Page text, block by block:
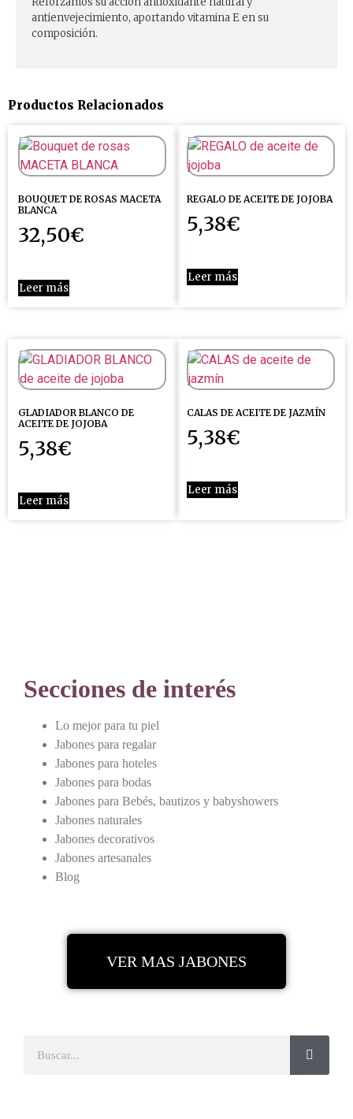
antienvejecimiento, aportando vitamina E en su
composición.
Productos Relacionados
BOUQUET DE ROSAS MACETA
BLANCA
32,50€
Leer más
REGALO DE ACEITE DE JOJOBA
5,38€
Leer más
GLADIADOR BLANCO DE
ACEITE DE JOJOBA
5,38€
Leer más
CALAS DE ACEITE DE JAZMÍN
5,38€
Leer más
Secciones de interés
Lo mejor para tu piel
Jabones para regalar
Jabones para hoteles
Jabones para bodas
Jabones para Bebés, bautizos y babyshowers
Jabones naturales
Jabones decorativos
Jabones artesanales
Blog
VER MAS JABONES